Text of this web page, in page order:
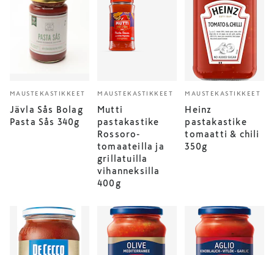
MAUSTEKASTIKKEET
Jävla Sås Bolag
Pasta Sås 340g
MAUSTEKASTIKKEET
Mutti
pastakastike
Rossoro-
tomaateilla ja
grillatuilla
vihanneksilla
400g
MAUSTEKASTIKKEET
Heinz
pastakastike
tomaatti & chili
350g